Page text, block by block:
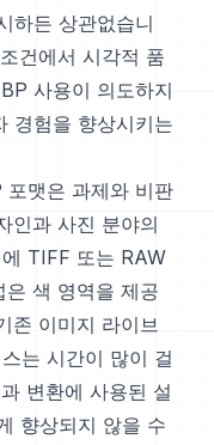
하든 상관없습니
건에서 시각적 품
사용이 의도하지
경험을 향상시키는
포맷은 과제와 비판
인과 사진 분야의
TIFF 또는 RAW
색 영역을 제공
존 이미지 라이브
는 시간이 많이 걸
변환에 사용된 설
향상되지 않을 수